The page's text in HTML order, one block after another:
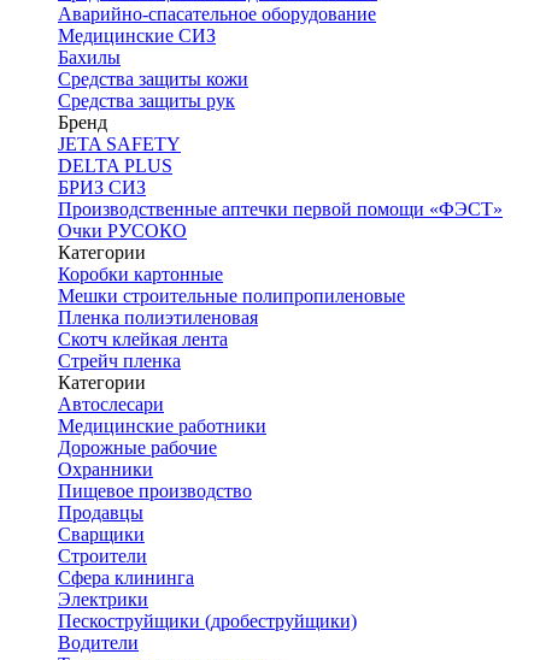
Аварийно-спасательное оборудование
Медицинские СИЗ
Бахилы
Средства защиты кожи
Средства защиты рук
Бренд
JETA SAFETY
DELTA PLUS
БРИЗ СИЗ
Производственные аптечки первой помощи «ФЭСТ»
Очки РУСОКО
Категории
Коробки картонные
Мешки строительные полипропиленовые
Пленка полиэтиленовая
Скотч клейкая лента
Стрейч пленка
Категории
Автослесари
Медицинские работники
Дорожные рабочие
Охранники
Пищевое производство
Продавцы
Сварщики
Строители
Сфера клининга
Электрики
Пескоструйщики (дробеструйщики)
Водители